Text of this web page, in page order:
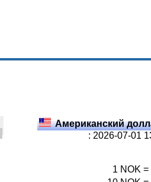
Американский
: 2026-07-01
1 NOK =